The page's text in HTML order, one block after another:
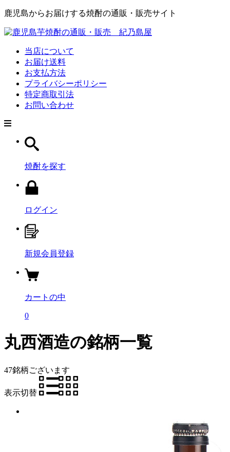
鹿児島からお届けする焼酎の通販・販売サイト
当店について
お届け送料
お支払方法
プライバシーポリシー
特定商取引法
お問い合わせ
焼酎を探す
ログイン
新規会員登録
カートの中
0
丸西酒造の銘柄一覧
47銘柄ございます
表示切替